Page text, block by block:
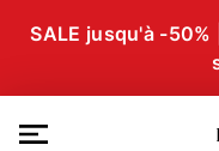
SALE jusqu'à -